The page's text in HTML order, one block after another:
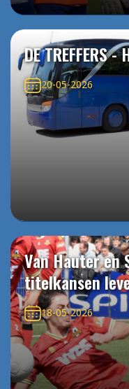
DE TREFFERS -
20-05-2026
Van Hauter en
titelkansen
18-05-2026